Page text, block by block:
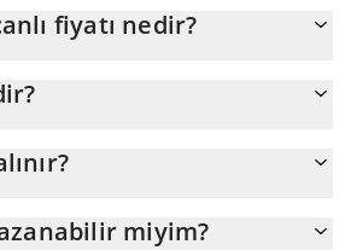
fiyatı nedir?
yapmanın en iyi yolu bir 3commas
miyim?